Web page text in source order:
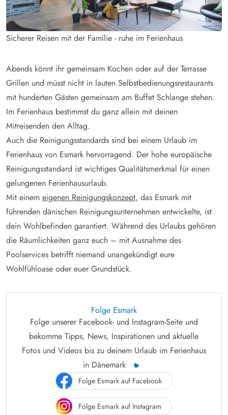
Sicherer Reisen mit der Familie - ruhe im Ferienhaus
Abends könnt ihr gemeinsam Kochen oder auf der Terrasse
Grillen und müsst nicht in lauten Selbstbedienungsrestaurants
mit hunderten Gästen gemeinsam am Buffet Schlange stehen.
Im Ferienhaus bestimmst du ganz allein mit deinen
Mitreisenden den Alltag.
Auch die Reinigungsstandards sind bei einem Urlaub im
Ferienhaus von Esmark hervorragend. Der hohe europäische
Reinigungsstandard ist wichtiges Qualitätsmerkmal für einen
gelungenen Ferienhausurlaub.
Mit einem eigenen Reinigungskonzept, das Esmark mit
führenden dänischen Reinigungsunternehmen entwickelte, ist
dein Wohlbefinden garantiert. Während des Urlaubs gehören
die Räumlichkeiten ganz euch – mit Ausnahme des
Poolservices betrifft niemand unangekündigt eure
Wohlfühloase oder euer Grundstück.
Folge Esmark
Folge unserer Facebook- und Instagram-Seite und
bekomme Tipps, News, Inspirationen und aktuelle
Fotos und Videos bis zu deinem Urlaub im Ferienhaus
in Dänemark
Folge Esmark auf Facebook
Folge Esmark auf Instagram